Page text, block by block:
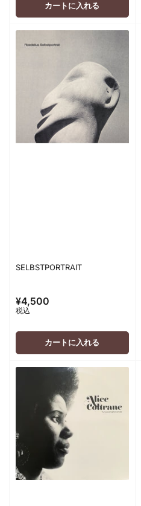
カートに入れる
SELBSTPORTRAIT
通
常
価
¥4,500
税込
カートに入れる